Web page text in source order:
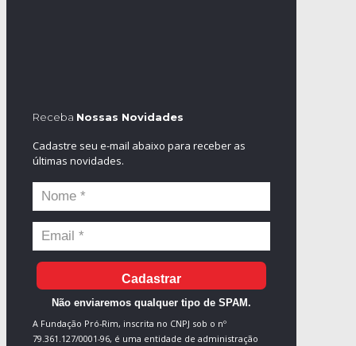
Receba Nossas Novidades
Cadastre seu e-mail abaixo para receber as
últimas novidades.
Cadastrar
Não enviaremos qualquer tipo de SPAM.
A Fundação Pró-Rim, inscrita no CNPJ sob o nº
79.361.127/0001-96, é uma entidade de administração